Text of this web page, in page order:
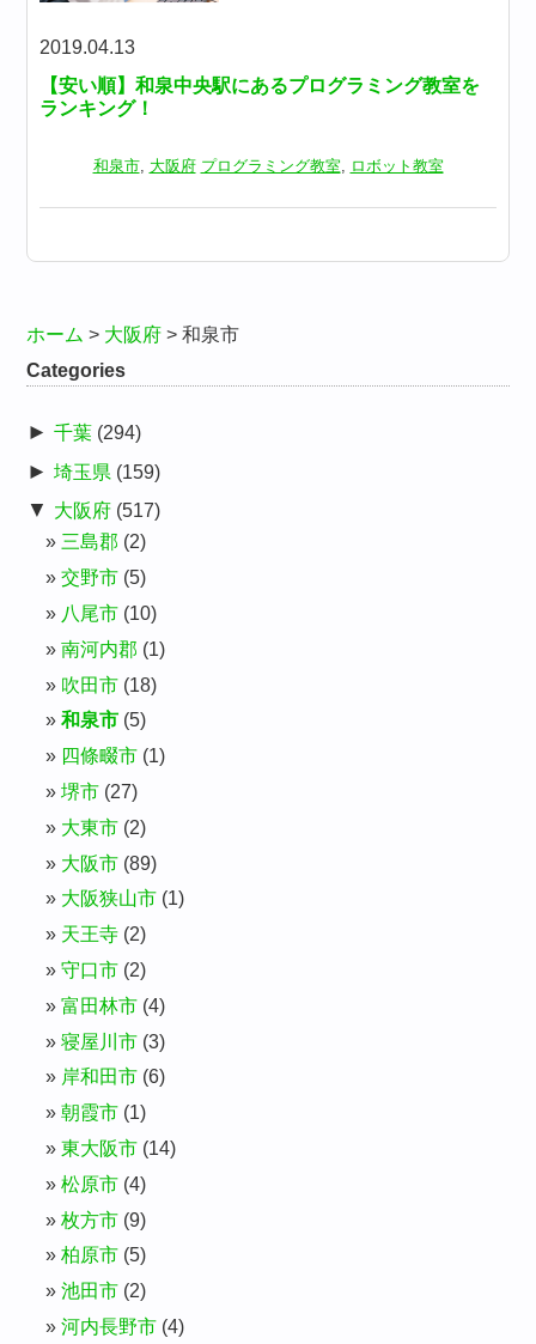
2019.04.13
【安い順】和泉中央駅にあるプログラミング教室を
ランキング！
和泉市, 大阪府 プログラミング教室, ロボット教室
ホーム > 大阪府 >和泉市
Categories
► 千葉 (294)
► 埼玉県 (159)
▼ 大阪府 (517)
三島郡 (2)
交野市 (5)
八尾市 (10)
南河内郡 (1)
吹田市 (18)
和泉市 (5)
四條畷市 (1)
堺市 (27)
大東市 (2)
大阪市 (89)
大阪狭山市 (1)
天王寺 (2)
守口市 (2)
富田林市 (4)
寝屋川市 (3)
岸和田市 (6)
朝霞市 (1)
東大阪市 (14)
松原市 (4)
枚方市 (9)
柏原市 (5)
池田市 (2)
河内長野市 (4)